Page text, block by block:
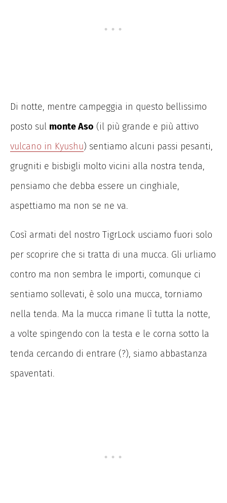
Di notte, mentre campeggia in questo bellissimo
posto sul monte Aso (il più grande e più attivo
vulcano in Kyushu) sentiamo alcuni passi pesanti,
grugniti e bisbigli molto vicini alla nostra tenda,
pensiamo che debba essere un cinghiale,
aspettiamo ma non se ne va.
Così armati del nostro TigrLock usciamo fuori solo
per scoprire che si tratta di una mucca. Gli urliamo
contro ma non sembra le importi, comunque ci
sentiamo sollevati, è solo una mucca, torniamo
nella tenda. Ma la mucca rimane lì tutta la notte,
a volte spingendo con la testa e le corna sotto la
tenda cercando di entrare (?), siamo abbastanza
spaventati.